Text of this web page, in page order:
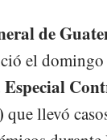
de
el
que llevó